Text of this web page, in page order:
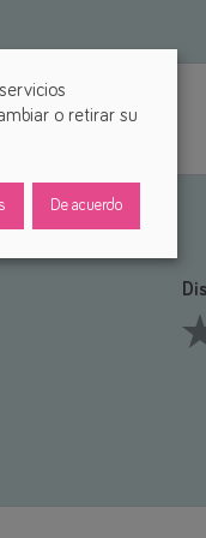
o retirar su
De acuerdo